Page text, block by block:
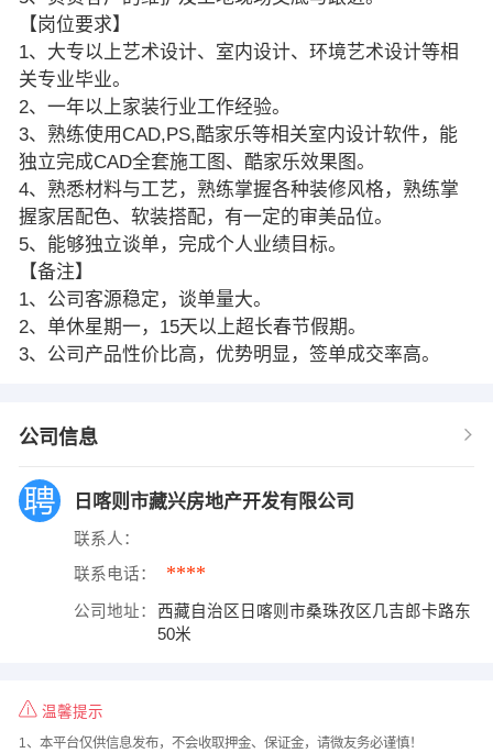
【岗位要求】
1、大专以上艺术设计、室内设计、环境艺术设计等相
关专业毕业。
2、一年以上家装行业工作经验。
3、熟练使用CAD,PS,酷家乐等相关室内设计软件，能
独立完成CAD全套施工图、酷家乐效果图。
4、熟悉材料与工艺，熟练掌握各种装修风格，熟练掌
握家居配色、软装搭配，有一定的审美品位。
5、能够独立谈单，完成个人业绩目标。
【备注】
1、公司客源稳定，谈单量大。
2、单休星期一，15天以上超长春节假期。
3、公司产品性价比高，优势明显，签单成交率高。
公司信息
日喀则市藏兴房地产开发有限公司
联系人：
联系电话： ****
公司地址：
西藏自治区日喀则市桑珠孜区几吉郎卡路东
50米
温馨提示
1、本平台仅供信息发布，不会收取押金、保证金，请微友务必谨慎！